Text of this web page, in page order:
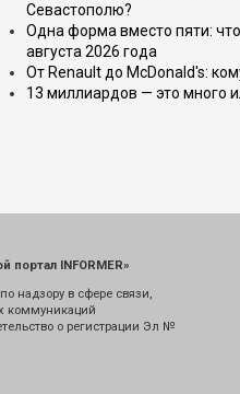
Севастополю?
Одна форма вместо пяти:
августа 2026 года
От Renault до McDonald's:
13 миллиардов — это много
INFORMER»
надзору в сфере связи,
коммуникаций
о регистрации Эл №